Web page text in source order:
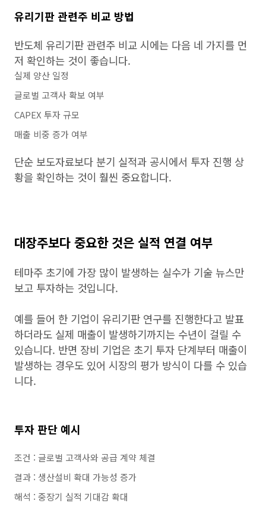
유리기판 관련주 비교 방법
반도체 유리기판 관련주 비교 시에는 다음 네 가지를 먼
저 확인하는 것이 좋습니다.
실제 양산 일정
글로벌 고객사 확보 여부
CAPEX 투자 규모
매출 비중 증가 여부
단순 보도자료보다 분기 실적과 공시에서 투자 진행 상
황을 확인하는 것이 훨씬 중요합니다.
대장주보다 중요한 것은 실적 연결 여부
테마주 초기에 가장 많이 발생하는 실수가 기술 뉴스만
보고 투자하는 것입니다.
예를 들어 한 기업이 유리기판 연구를 진행한다고 발표
하더라도 실제 매출이 발생하기까지는 수년이 걸릴 수
있습니다. 반면 장비 기업은 초기 투자 단계부터 매출이
발생하는 경우도 있어 시장의 평가 방식이 다를 수 있습
니다.
투자 판단 예시
조건 : 글로벌 고객사와 공급 계약 체결
결과 : 생산설비 확대 가능성 증가
해석 : 중장기 실적 기대감 확대